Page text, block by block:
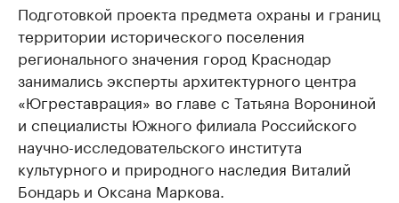
Подготовкой проекта предмета охраны и границ
территории исторического поселения
регионального значения город Краснодар
занимались эксперты архитектурного центра
«Югреставрация» во главе с Татьяна Ворониной
и специалисты Южного филиала Российского
научно-исследовательского института
культурного и природного наследия Виталий
Бондарь и Оксана Маркова.